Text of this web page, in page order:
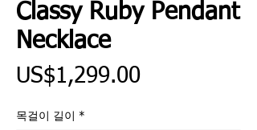
Classy Ruby Pendant
Necklace
US$1,299.00가
목걸이 길이 *